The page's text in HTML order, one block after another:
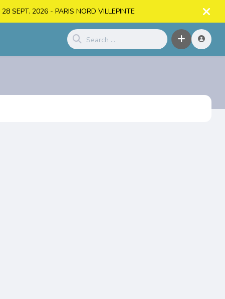
SEPT. 2026 - PARIS NORD VILLEPINTE